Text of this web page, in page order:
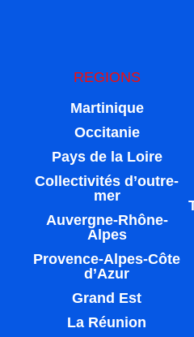
REGIONS
Martinique
Occitanie
Pays de la Loire
Collectivités d’outre-
mer
Auvergne-Rhône-
Alpes
Provence-Alpes-Côte
d’Azur
Grand Est
La Réunion